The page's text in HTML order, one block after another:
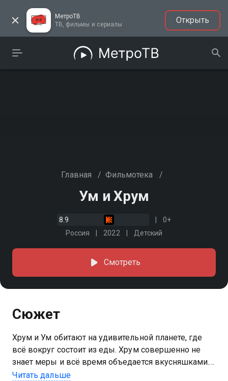
МетроТВ
ТВ, фильмы и сериалы
Открыть
Главная / Фильмотека /
Ум и Хрум
8.9
0+
Россия
2022 Детский
Смотреть
Сюжет
Хрум и Ум обитают на удивительной планете, где
всё вокруг состоит из еды. Хрум совершенно не
знает меры и всё время объедается вкусняшками.
И теперь уже его умнейшему лучшему другу Уму
Читать дальше